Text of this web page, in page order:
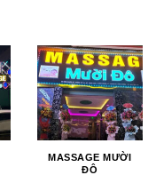
MASSAGE MƯỜI
ĐÔ